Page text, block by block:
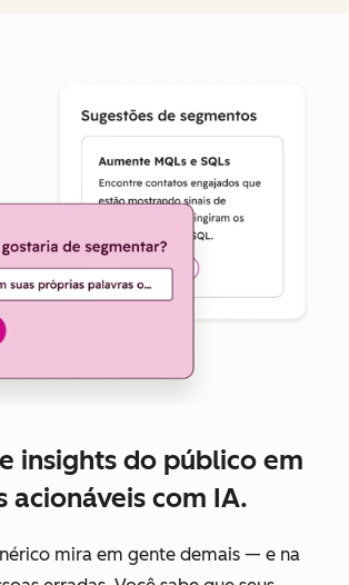
insights do público em
acionáveis com IA.
mira em gente demais — e na